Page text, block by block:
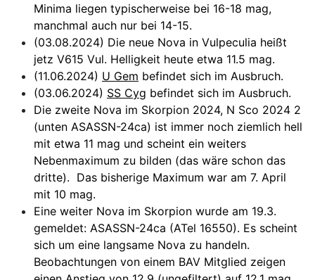
Minima liegen typischerweise bei 16-18 mag,
manchmal auch nur bei 14-15.
(03.08.2024) Die neue Nova in Vulpeculia heißt
jetz V615 Vul. Helligkeit heute etwa 11.5 mag.
(11.06.2024) U Gem befindet sich im Ausbruch.
(03.06.2024) SS Cyg befindet sich im Ausbruch.
Die zweite Nova im Skorpion 2024, N Sco 2024 2
(unten ASASSN-24ca) ist immer noch ziemlich hell
mit etwa 11 mag und scheint ein weiters
Nebenmaximum zu bilden (das wäre schon das
dritte). Das bisherige Maximum war am 7. April
mit 10 mag.
Eine weiter Nova im Skorpion wurde am 19.3.
gemeldet: ASASSN-24ca (ATel 16550). Es scheint
sich um eine langsame Nova zu handeln.
Beobachtungen von einem BAV Mitglied zeigen